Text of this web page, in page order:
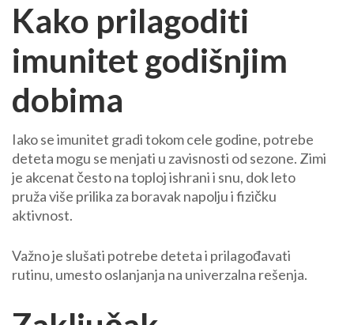
Kako prilagoditi
imunitet godišnjim
dobima
Iako se imunitet gradi tokom cele godine, potrebe
deteta mogu se menjati u zavisnosti od sezone. Zimi
je akcenat često na toploj ishrani i snu, dok leto
pruža više prilika za boravak napolju i fizičku
aktivnost.
Važno je slušati potrebe deteta i prilagođavati
rutinu, umesto oslanjanja na univerzalna rešenja.